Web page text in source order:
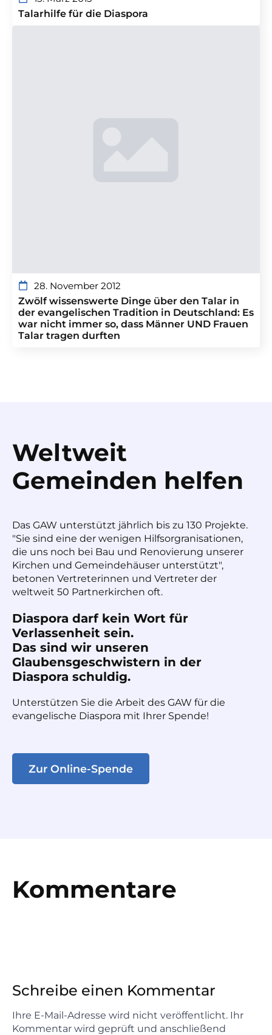
Talarhilfe für die Diaspora
28. November 2012
Zwölf wissenswerte Dinge über den Talar in
der evangelischen Tradition in Deutschland: Es
war nicht immer so, dass Männer UND Frauen
Talar tragen durften
Weltweit
Gemeinden helfen
Das GAW unterstützt jährlich bis zu 130 Projekte.
"Sie sind eine der wenigen Hilfsorgranisationen,
die uns noch bei Bau und Renovierung unserer
Kirchen und Gemeindehäuser unterstützt",
betonen Vertreterinnen und Vertreter der
weltweit 50 Partnerkirchen oft.
Diaspora darf kein Wort für
Verlassenheit sein.
Das sind wir unseren
Glaubensgeschwistern in der
Diaspora schuldig.
Unterstützen Sie die Arbeit des GAW für die
evangelische Diaspora mit Ihrer Spende!
Zur Online-Spende
Kommentare
Schreibe einen Kommentar
Ihre E-Mail-Adresse wird nicht veröffentlicht. Ihr
Kommentar wird geprüft und anschließend